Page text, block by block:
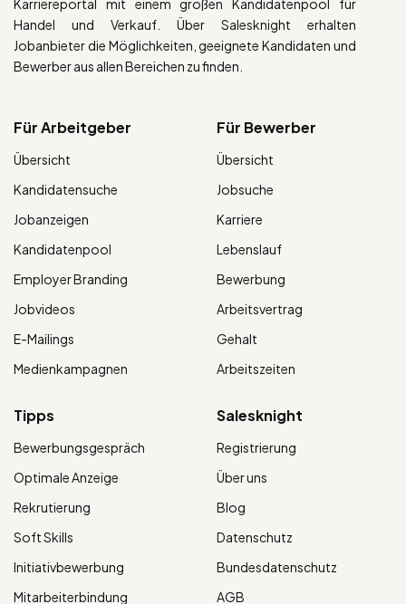
Karriereportal mit einem großen Kandidatenpool für
Handel und Verkauf. Über Salesknight erhalten
Jobanbieter die Möglichkeiten, geeignete Kandidaten und
Bewerber aus allen Bereichen zu finden.
Für Arbeitgeber
Übersicht
Kandidatensuche
Jobanzeigen
Kandidatenpool
Employer Branding
Jobvideos
E-Mailings
Medienkampagnen
Für Bewerber
Übersicht
Jobsuche
Karriere
Lebenslauf
Bewerbung
Arbeitsvertrag
Gehalt
Arbeitszeiten
Tipps
Bewerbungsgespräch
Optimale Anzeige
Rekrutierung
Soft Skills
Initiativbewerbung
Mitarbeiterbindung
Salesknight
Registrierung
Über uns
Blog
Datenschutz
Bundesdatenschutz
AGB